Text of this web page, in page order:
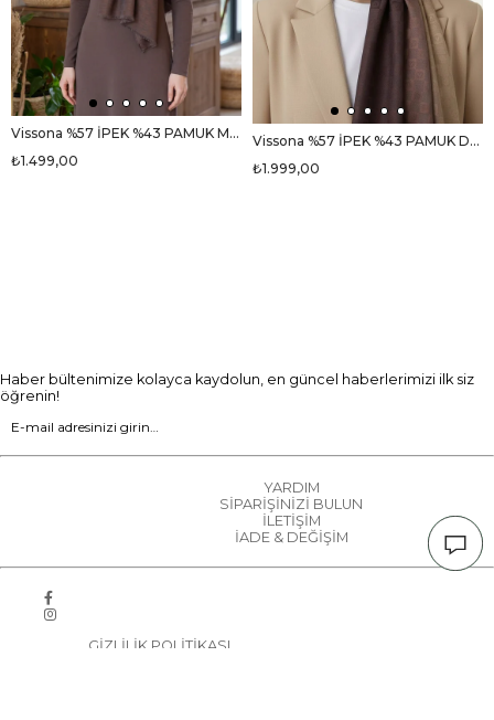
Vissona %57 İPEK %43 PAMUK Monogram Desenli Sütlükahve Renkli Şal - 70x190 Dikiş Tipi İtalyan Dikişli
₺1.499,00
Vissona %57 İPEK %43 PAMUK Degrade Desenli Sütlü Kahverengi Renkli Şal - 70x190 Dikiş Tipi İtalyan Dikişli
₺1.999,00
Haber bültenimize kolayca kaydolun, en güncel haberlerimizi ilk siz
öğrenin!
YARDIM
SİPARİŞİNİZİ BULUN
İLETİŞİM
İADE & DEĞİŞİM
GİZLİLİK POLİTİKASI